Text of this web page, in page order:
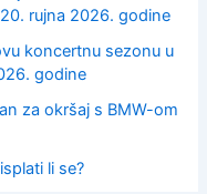
rujna 2026. godine
koncertnu sezonu u
godine
za okršaj s BMW-om
li se?